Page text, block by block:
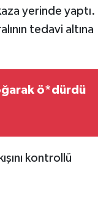
yerinde yaptı.
tedavi altına
ö*dürdü
kontrollü